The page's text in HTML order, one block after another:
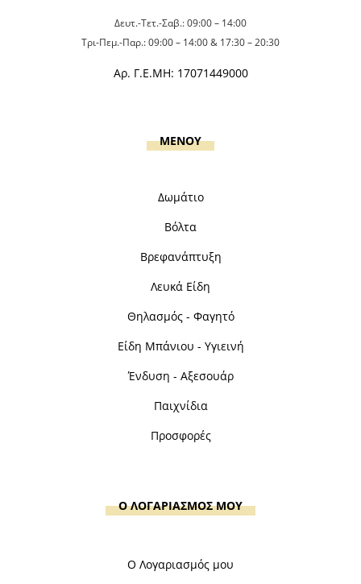
Δευτ.-Τετ.-Σαβ.: 09:00 – 14:00
Τρι-Πεμ.-Παρ.: 09:00 – 14:00 & 17:30 – 20:30
Αρ. Γ.Ε.ΜΗ: 17071449000
MENOY
Δωμάτιο
Βόλτα
Βρεφανάπτυξη
Λευκά Είδη
Θηλασμός - Φαγητό
Είδη Μπάνιου - Υγιεινή
Ένδυση - Αξεσουάρ
Παιχνίδια
Προσφορές
Ο ΛΟΓΑΡΙΑΣΜΟΣ ΜΟΥ
Ο Λογαριασμός μου